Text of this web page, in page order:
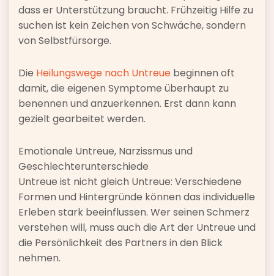
dass er Unterstützung braucht. Frühzeitig Hilfe zu
suchen ist kein Zeichen von Schwäche, sondern
von Selbstfürsorge.
Die Heilungswege nach Untreue beginnen oft
damit, die eigenen Symptome überhaupt zu
benennen und anzuerkennen. Erst dann kann
gezielt gearbeitet werden.
Emotionale Untreue, Narzissmus und
Geschlechterunterschiede
Untreue ist nicht gleich Untreue: Verschiedene
Formen und Hintergründe können das individuelle
Erleben stark beeinflussen. Wer seinen Schmerz
verstehen will, muss auch die Art der Untreue und
die Persönlichkeit des Partners in den Blick
nehmen.